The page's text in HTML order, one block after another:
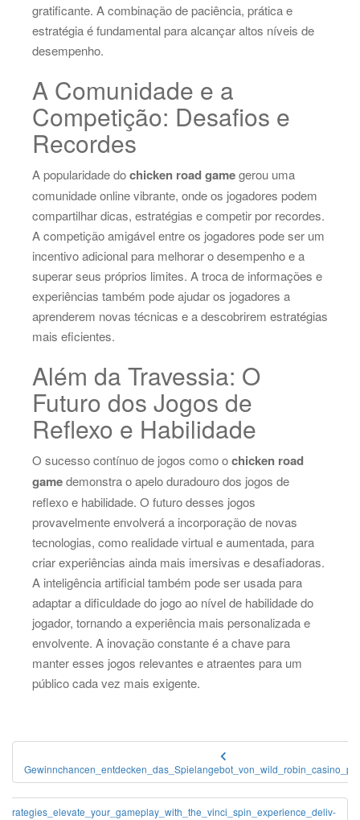
gratificante. A combinação de paciência, prática e
estratégia é fundamental para alcançar altos níveis de
desempenho.
A Comunidade e a
Competição: Desafios e
Recordes
A popularidade dochicken road gamegerou uma
comunidade online vibrante, onde os jogadores podem
compartilhar dicas, estratégias e competir por recordes.
A competição amigável entre os jogadores pode ser um
incentivo adicional para melhorar o desempenho e a
superar seus próprios limites. A troca de informações e
experiências também pode ajudar os jogadores a
aprenderem novas técnicas e a descobrirem estratégias
mais eficientes.
Além da Travessia: O
Futuro dos Jogos de
Reflexo e Habilidade
O sucesso contínuo de jogos como ochicken road
gamedemonstra o apelo duradouro dos jogos de
reflexo e habilidade. O futuro desses jogos
provavelmente envolverá a incorporação de novas
tecnologias, como realidade virtual e aumentada, para
criar experiências ainda mais imersivas e desafiadoras.
A inteligência artificial também pode ser usada para
adaptar a dificuldade do jogo ao nível de habilidade do
jogador, tornando a experiência mais personalizada e
envolvente. A inovação constante é a chave para
manter esses jogos relevantes e atraentes para um
público cada vez mais exigente.
Post
navigation